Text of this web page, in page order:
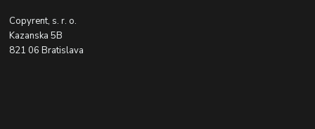
Copyrent, s. r. o.
Kazanska 5B
821 06 Bratislava